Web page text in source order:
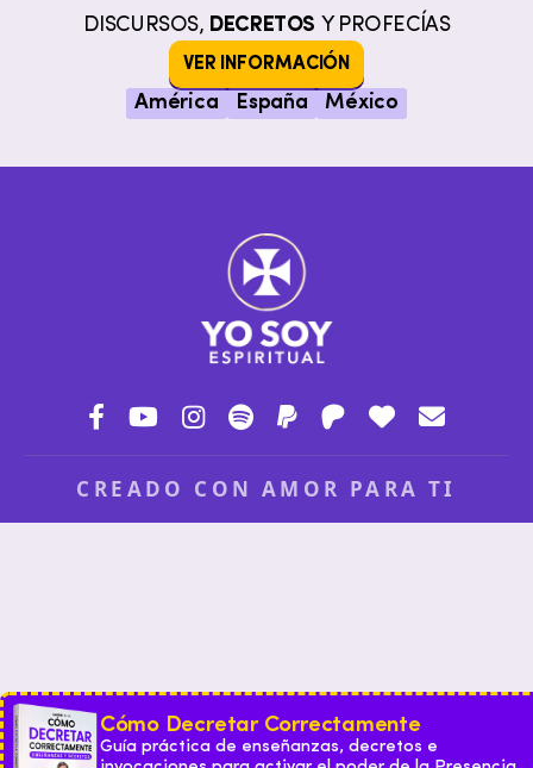
DISCURSOS, DECRETOS Y PROFECÍAS
VER INFORMACIÓN
América España México
CREADO CON AMOR PARA TI
Cómo Decretar Correctamente
Guía práctica de enseñanzas, decretos e